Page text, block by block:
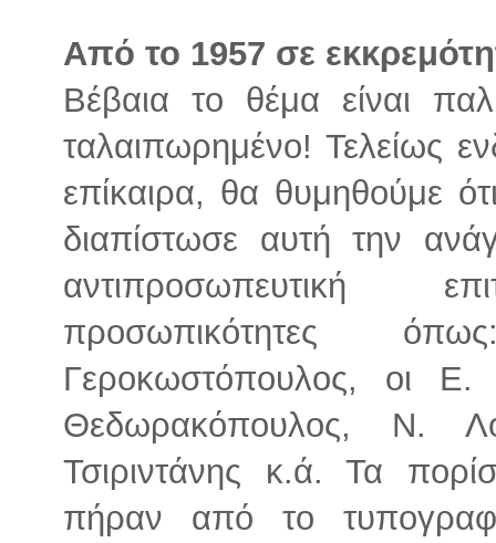
Από το 1957 σε
Βέβαια το θέμα είναι
ταλαιπωρημένο! Τελείως
επίκαιρα, θα θυμηθούμε
διαπίστωσε αυτή την
αντιπροσωπευτική
προσωπικότητες
Γεροκωστόπουλος, οι
Θεδωρακόπουλος, Ν.
Τσιριντάνης κ.ά. Τα
πήραν από το